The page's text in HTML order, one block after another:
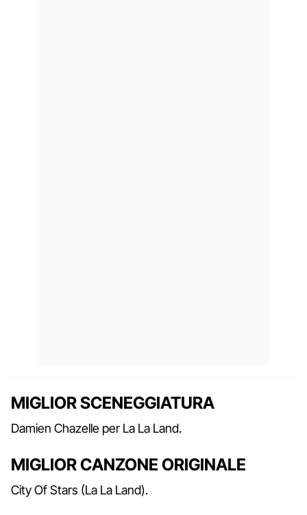
MIGLIOR SCENEGGIATURA
Damien Chazelle per La La Land.
MIGLIOR CANZONE ORIGINALE
City Of Stars (La La Land).